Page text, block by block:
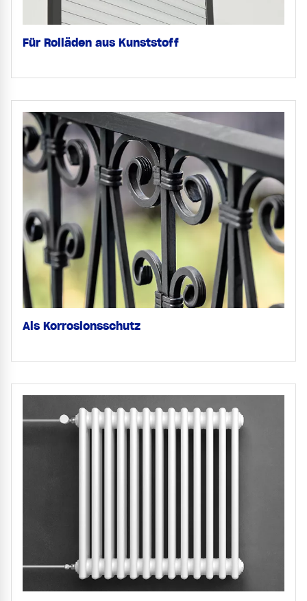
Für Rolläden aus Kunststoff
Als Korrosionsschutz